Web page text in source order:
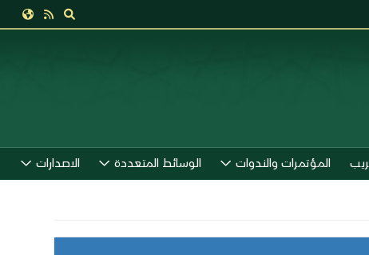
المؤتمرات والندوات الوسائط المتعددة الاصدارات